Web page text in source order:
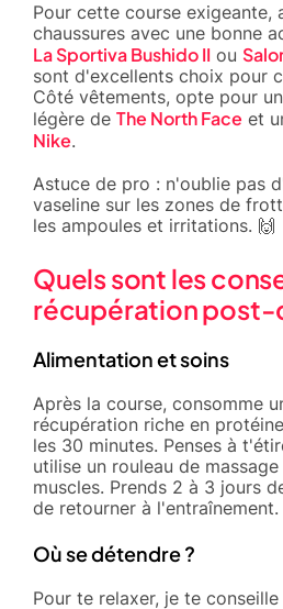
Pour cette course exigeante,
chaussures avec une bonne
La Sportiva Bushido II ou
sont d'excellents choix pour
Côté vêtements, opte pour
légère de The North Face et
Nike.
Astuce de pro : n'oublie pas
vaseline sur les zones de
les ampoules et irritations. 🙌
Quels sont les
récupération post-
Alimentation et soins
Après la course, consomme
récupération riche en
les 30 minutes. Penses à
utilise un rouleau de
muscles. Prends 2 à 3 jours
de retourner à l'entraînement.
Où se détendre ?
Pour te relaxer, je te